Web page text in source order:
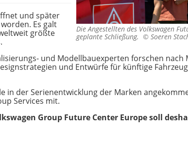
Die Angestellten des Volkswagen
geplante Schließung. © Soeren
und später
Es galt
größte
und Modellbauexperten forschen
und Entwürfe für künftige
in der Serienentwicklung der Marken
Services mit.
Group Future Center Europe soll